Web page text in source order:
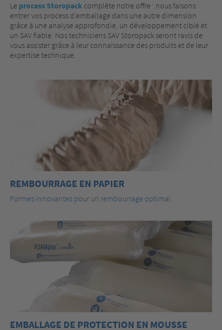
Le process Storopack complète notre offre : nous faisons
entrer vos process d’emballage dans une autre dimension
grâce à une analyse approfondie, un développement ciblé et
un SAV fiable. Nos techniciens SAV Storopack seront ravis de
vous assister grâce à leur connaissance des produits et de leur
expertise technique.
REMBOURRAGE EN PAPIER
Formes innovantes pour un rembourrage optimal.
EMBALLAGE DE PROTECTION EN MOUSSE